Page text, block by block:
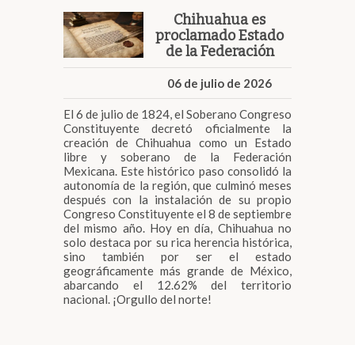
Chihuahua es
proclamado Estado
de la Federación
06 de julio de 2026
El 6 de julio de 1824, el Soberano Congreso
Constituyente decretó oficialmente la
creación de Chihuahua como un Estado
libre y soberano de la Federación
Mexicana. Este histórico paso consolidó la
autonomía de la región, que culminó meses
después con la instalación de su propio
Congreso Constituyente el 8 de septiembre
del mismo año. Hoy en día, Chihuahua no
solo destaca por su rica herencia histórica,
sino también por ser el estado
geográficamente más grande de México,
abarcando el 12.62% del territorio
nacional. ¡Orgullo del norte!